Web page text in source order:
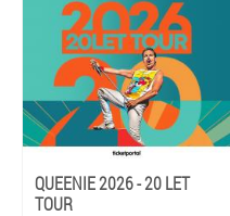
QUEENIE 2026 - 20 LET
TOUR